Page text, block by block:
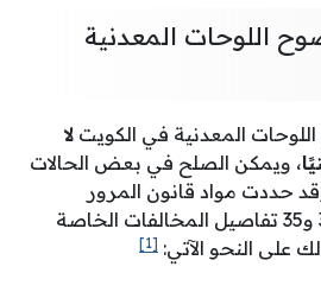
اللوحات المعدنية
المعدنية في الكويت لا
، ويمكن الصلح في بعض الحالات
دينارًا، وقد حددت مواد قانون المرور
الكويتي الجديد رقم 33 و35 تفاصيل المخالفات الخاصة
على النحو الآتي: [1]